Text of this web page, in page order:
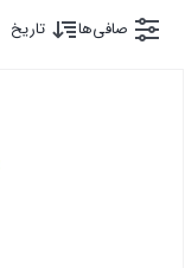
صافی‌ها تاریخ